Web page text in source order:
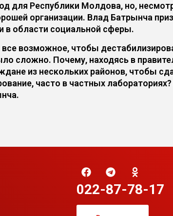
для Республики Молдова, но,
организации. Влад Батрынча
в области социальной сферы.
возможное, чтобы
сложно. Почему, находясь в
из нескольких районов, чтобы
часто в частных
022-87-78-17